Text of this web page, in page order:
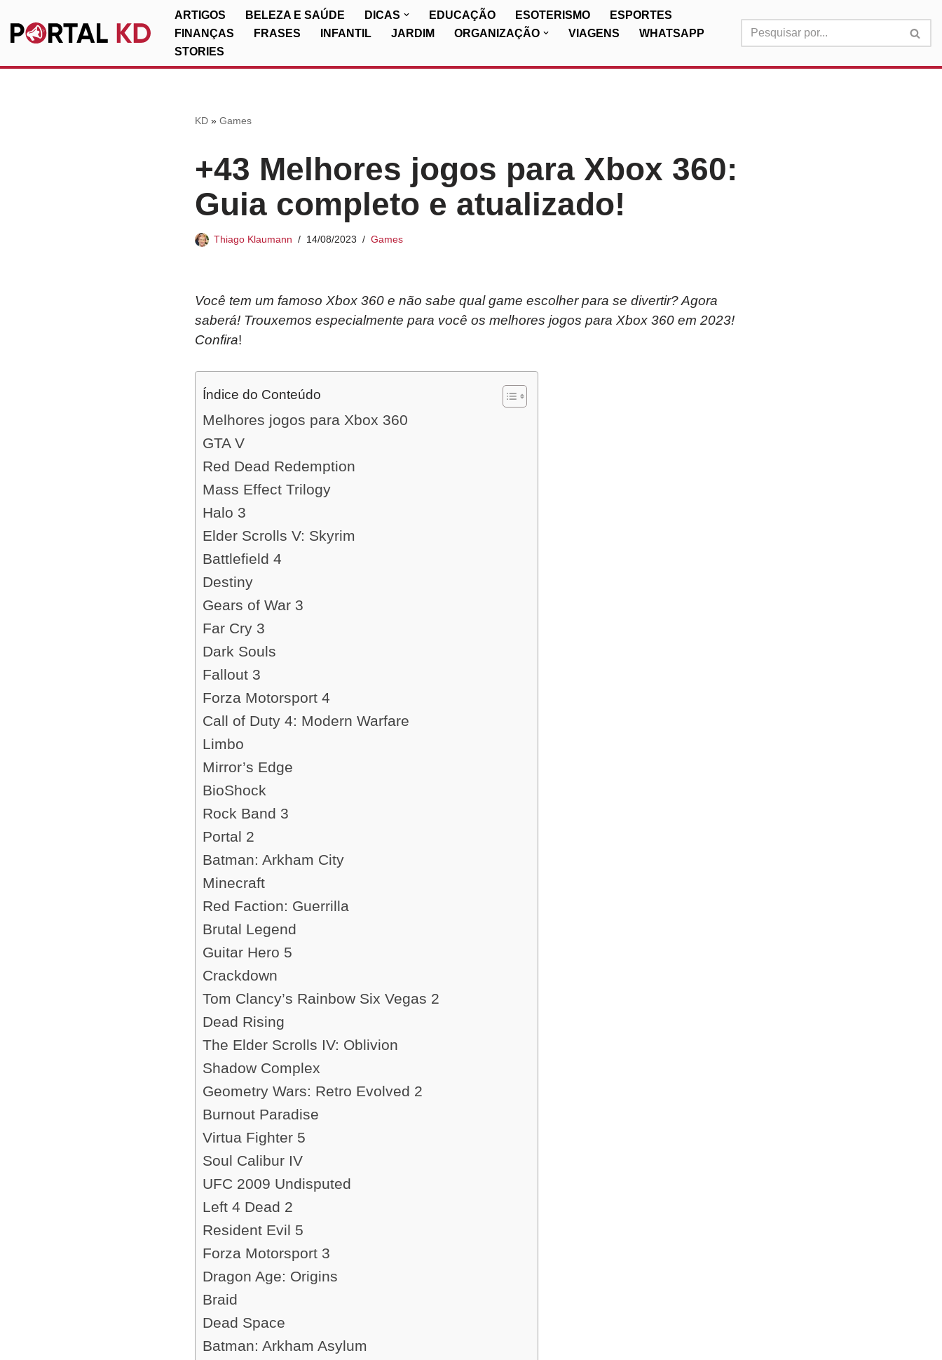
Pular
ARTIGOS BELEZA E SAÚDE DICAS EDUCAÇÃO ESOTERISMO
ESPORTES
FINANÇAS
FRASES INFANTIL JARDIM ORGANIZAÇÃO VIAGENS
WHATSAPP
STORIES
KD» Games
+43 Melhores jogos para Xbox 360:
Guia completo e atualizado!
Thiago Klaumann 14/08/2023 Games
Você tem um famoso Xbox 360 e não sabe qual game escolher para se divertir? Agora
saberá! Trouxemos especialmente para você os melhores jogos para Xbox 360 em 2023!
Confira!
Índice do Conteúdo
Melhores jogos para Xbox 360
GTA V
Red Dead Redemption
Mass Effect Trilogy
Halo 3
Elder Scrolls V: Skyrim
Battlefield 4
Destiny
Gears of War 3
Far Cry 3
Dark Souls
Fallout 3
Forza Motorsport 4
Call of Duty 4: Modern Warfare
Limbo
Mirror’s Edge
BioShock
Rock Band 3
Portal 2
Batman: Arkham City
Minecraft
Red Faction: Guerrilla
Brutal Legend
Guitar Hero 5
Crackdown
Tom Clancy’s Rainbow Six Vegas 2
Dead Rising
The Elder Scrolls IV: Oblivion
Shadow Complex
Geometry Wars: Retro Evolved 2
Burnout Paradise
Virtua Fighter 5
Soul Calibur IV
UFC 2009 Undisputed
Left 4 Dead 2
Resident Evil 5
Forza Motorsport 3
Dragon Age: Origins
Braid
Dead Space
Batman: Arkham Asylum